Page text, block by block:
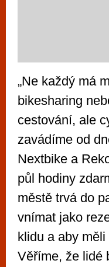
„Ne každý má
bikesharing
cestování, ale
zavádíme od
Nextbike a
půl hodiny
městě trvá do
vnímat jako
klidu a aby
Věříme, že lidé